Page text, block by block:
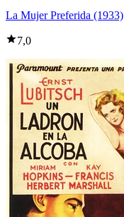
La Mujer Preferida (1933)
7,0